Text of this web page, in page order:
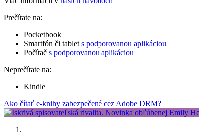
Prečítate na:
Pocketbook
Smartfón či tablet s podporovanou aplikáciou
Počítač s podporovanou aplikáciou
Neprečítate na:
Kindle
Ako čítať e-knihy zabezpečené cez Adobe DRM?